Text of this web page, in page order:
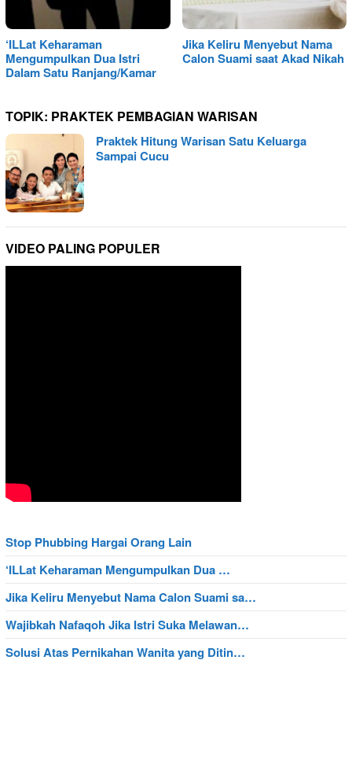
‘ILLat Keharaman
Mengumpulkan Dua Istri
Dalam Satu Ranjang/Kamar
Jika Keliru Menyebut Nama
Calon Suami saat Akad Nikah
TOPIK: PRAKTEK PEMBAGIAN WARISAN
Praktek Hitung Warisan Satu Keluarga
Sampai Cucu
VIDEO PALING POPULER
Stop Phubbing Hargai Orang Lain
‘ILLat Keharaman Mengumpulkan Dua …
Jika Keliru Menyebut Nama Calon Suami sa…
Wajibkah Nafaqoh Jika Istri Suka Melawan…
Solusi Atas Pernikahan Wanita yang Ditin…